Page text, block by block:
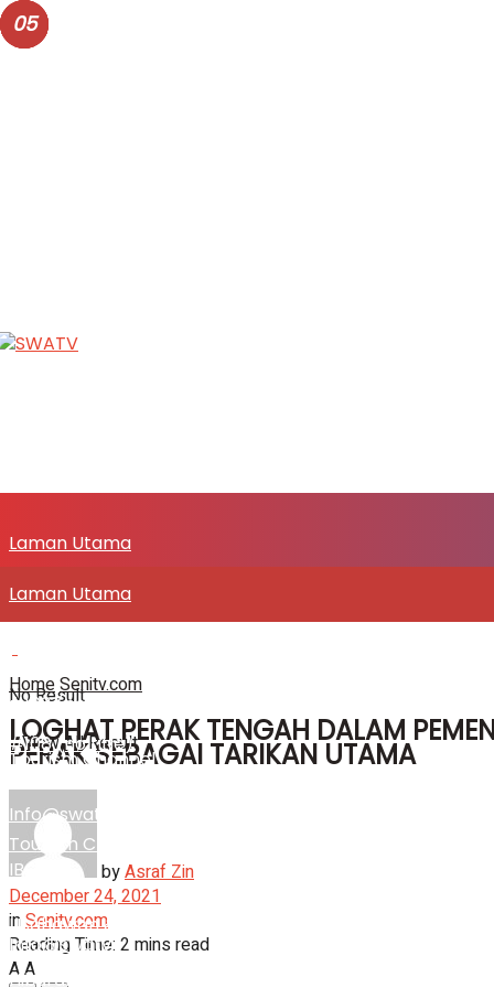
Laman Utama
#108 (no title)
Tourism Channel
Info@swatv
Laman Utama
SENITV.COM
#108 (no title)
Tourism Channel
Info@swatv
IBC
Usahawan & Shopping
Hiburan
No Result
View All Result
HomeSenitv.com
LOGHAT PERAK TENGAH DALAM
PERAK SEBAGAI TARIKAN UTAMA
byAsraf Zin
December 24, 2021
inSenitv.com
Reading Time: 2 mins read
AA